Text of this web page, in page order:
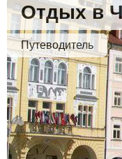
Отдых в
Путеводитель